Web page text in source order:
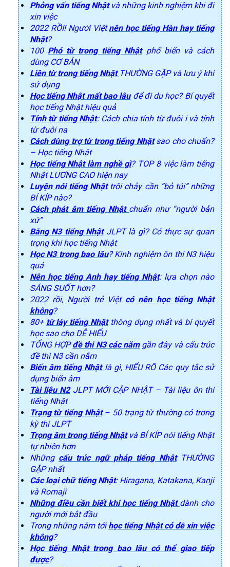
Phỏng vấn tiếng Nhậtvà những kinh nghiệm khi đi
xin việc
2022 RỒI! Người Việtnên học tiếng Hàn hay tiếng
Nhật?
100 Phó từ trong tiếng Nhậtphổ biến và cách
dùng CƠ BẢN
Liên từ trong tiếng Nhật THƯỜNG GẶP và lưu ý khi
sử dụng
Học tiếng Nhật mất bao lâuđể đi du học? Bí quyết
học tiếng Nhật hiệu quả
Tính từ tiếng Nhật: Cách chia tính từ đuôi i và tính
từ đuôi na
Cách dùng trợ từ trong tiếng Nhậtsao cho chuẩn?
– Học tiếng Nhật
Học tiếng Nhật làm nghề gì? TOP 8 việc làm tiếng
Nhật LƯƠNG CAO hiện nay
Luyện nói tiếng Nhậttrôi chảy cần “bỏ túi” những
BÍ KÍP nào?
Cách phát âm tiếng Nhật chuẩn như “người bản
xứ”
Bằng N3 tiếng NhậtJLPT là gì? Có thực sự quan
trọng khi học tiếng Nhật
Học N3 trong bao lâu? Kinh nghiệm ôn thi N3 hiệu
quả
Nên học tiếng Anh hay tiếng Nhật: lựa chọn nào
SÁNG SUỐT hơn?
2022 rồi, Người trẻ Việt có nên học tiếng Nhật
không?
80+ từ láy tiếng Nhậtthông dụng nhất và bí quyết
học sao cho DỄ HIỂU
TỔNG HỢPđề thi N3 các nămgần đây và cấu trúc
đề thi N3 cần nắm
Biến âm tiếng Nhật là gì, HIỂU RÕ Các quy tắc sử
dụng biến âm
Tài liệu N2JLPT MỚI CẬP NHẬT – Tài liệu ôn thi
tiếng Nhật
Trạng từ tiếng Nhật– 50 trạng từ thường có trong
kỳ thi JLPT
Trọng âm trong tiếng Nhậtvà BÍ KÍP nói tiếng Nhật
tự nhiên hơn
Những cấu trúc ngữ pháp tiếng NhậtTHƯỜNG
GẶP nhất
Các loại chữ tiếng Nhật: Hiragana, Katakana, Kanji
và Romaji
Những điều cần biết khi học tiếng Nhật dành cho
người mới bắt đầu
Trong những năm tớihọc tiếng Nhật có dễ xin việc
không?
Học tiếng Nhật trong bao lâu có thể giao tiếp
được?